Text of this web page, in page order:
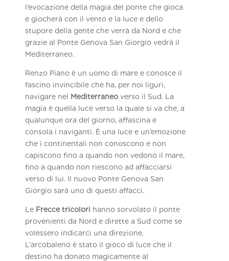
l’evocazione della magia del ponte che gioca
e giocherà con il vento e la luce e dello
stupore della gente che verrà da Nord e che
grazie al Ponte Genova San Giorgio vedrà il
Mediterraneo.
Renzo Piano è un uomo di mare e conosce il
fascino invincibile che ha, per noi liguri,
navigare nel Mediterraneoverso il Sud. La
magia è quella luce verso la quale si va che, a
qualunque ora del giorno, affascina e
consola i naviganti. È una luce e un’emozione
che i continentali non conoscono e non
capiscono fino a quando non vedono il mare,
fino a quando non riescono ad affacciarsi
verso di lui. Il nuovo Ponte Genova San
Giorgio sarà uno di questi affacci.
Le Frecce tricolori hanno sorvolato il ponte
provenienti da Nord e dirette a Sud come se
volessero indicarci una direzione.
L’arcobaleno è stato il gioco di luce che il
destino ha donato magicamente al